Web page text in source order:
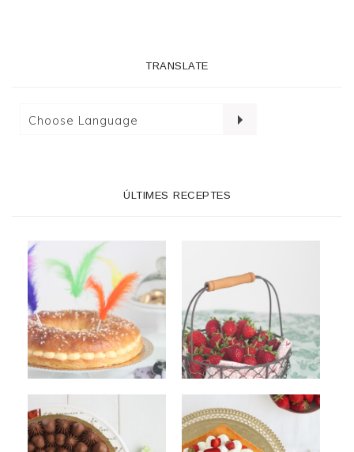
TRANSLATE
ÚLTIMES RECEPTES